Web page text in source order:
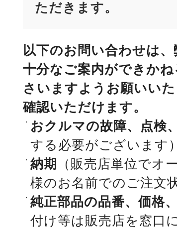
ただきます。
以下のお問い合わせは
十分なご案内ができか
さいますようお願いい
確認いただけます。
おクルマの故障、点検
する必要がございます）
納期
（販売店単位でオ
様のお名前でのご注文
純正部品の品番、価格
付け等は販売店を窓口